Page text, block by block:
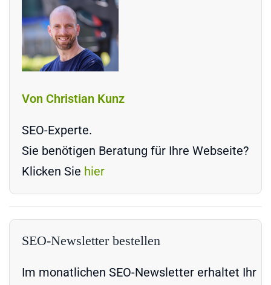
Von Christian Kunz
SEO-Experte.
Sie benötigen Beratung für Ihre Webseite?
Klicken Sie hier
SEO-Newsletter bestellen
Im monatlichen SEO-Newsletter erhaltet Ihr